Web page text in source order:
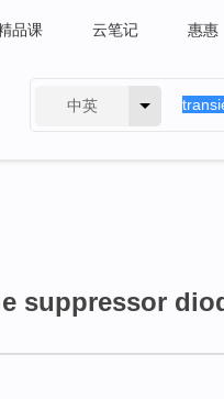
品课 云笔记 惠惠
中英
suppressor